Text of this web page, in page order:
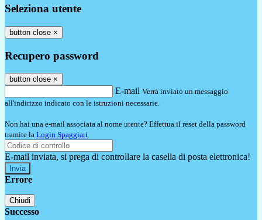
Seleziona utente
button close ×
Recupero password
button close ×
E-mail Verrà inviato un messaggio
all'indirizzo indicato con le istruzioni necessarie.
Non hai una e-mail associata al nome utente? Effettua il reset della password
tramite la Login Spaggiari
E-mail inviata, si prega di controllare la casella di posta elettronica!
Errore
Chiudi
Successo